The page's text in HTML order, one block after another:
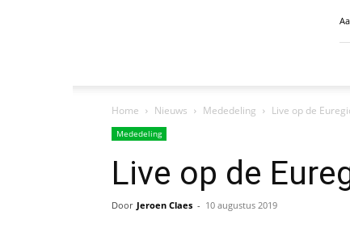
Home Nieuws Mededeling Live op de
Mededeling
Live op de
Door Jeroen Claes - 10 augustus 2019